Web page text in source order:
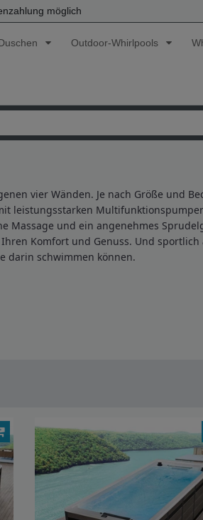
möglich
Outdoor-Whirlpools
vier Wänden. Je nach Größe und
leistungsstarken
Massage und ein angenehmes
Komfort und Genuss. Und
darin schwimmen können.